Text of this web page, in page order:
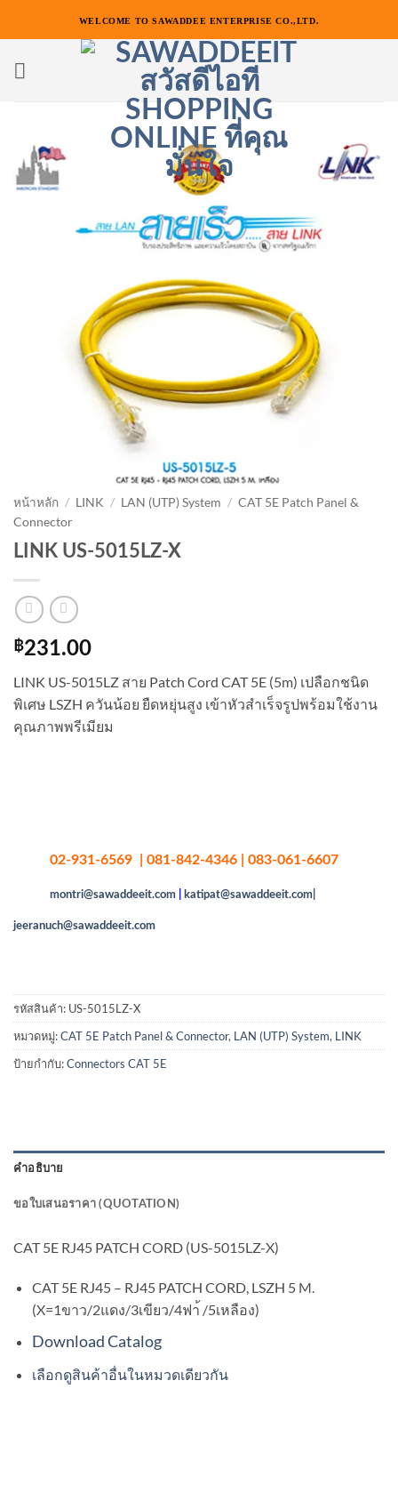
เนื้อหา
WELCOME TO SAWADDEE ENTERPRISE CO.,LTD.
หน้าหลัก / LINK / LAN (UTP) System / CAT 5E Patch Panel &
Connector
LINK US-5015LZ-X
฿231.00
LINK US-5015LZ สาย Patch Cord CAT 5E (5m) เปลือกชนิด
พิเศษ LSZH ควันน้อย ยืดหยุ่นสูง เข้าหัวสำเร็จรูปพร้อมใช้งาน
คุณภาพพรีเมียม
02-931-6569 | 081-842-4346 | 083-061-6607
montri@sawaddeeit.com katipat@sawaddeeit.com|
jeeranuch@sawaddeeit.com
รหัสสินค้า: US-5015LZ-X
หมวดหมู่:CAT 5E Patch Panel & Connector, LAN (UTP) System, LINK
ป้ายกำกับ:Connectors CAT 5E
คำอธิบาย
ขอใบเสนอราคา (QUOTATION)
CAT 5E RJ45 PATCH CORD (US-5015LZ-X)
CAT 5E RJ45 – RJ45 PATCH CORD, LSZH 5 M.
(X=1ขาว/2แดง/3เขียว/4ฟา้ /5เหลือง)
Download Catalog
เลือกดูสินค้าอื่นในหมวดเดียวกัน